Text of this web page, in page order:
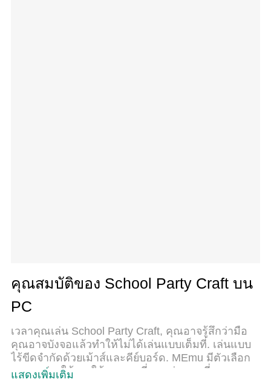
คุณสมบัติของ School Party Craft บน
PC
เวลาคุณเล่น School Party Craft, คุณอาจรู้สึกว่ามือ
คุณอาจบังจอแล้วทำให้ไม่ได้เล่นแบบเต็มที่. เล่นแบบ
ไร้ขีดจำกัดด้วยเม้าส์และคีย์บอร์ด. MEmu มีตัวเลือก
หลายอย่างให้คุณใช้งานเกมที่คุณเล่นแบบที่คุณ
แสดงเพิ่มเติม